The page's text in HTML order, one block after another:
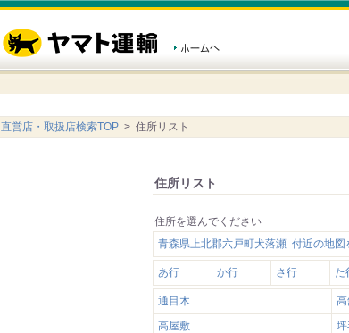
直営店・取扱店検索TOP > 住所リスト
住所リスト
住所を選んでください
青森県上北郡六戸町犬落瀬 付近の地図
あ行 か行 さ行 た
通目木
高屋敷
坪